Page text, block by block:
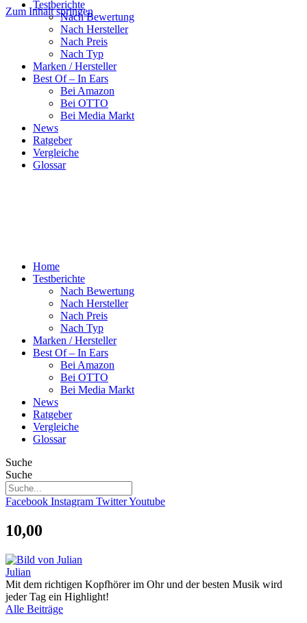
Zum Inhalt springen
Testberichte
Nach Bewertung
Nach Hersteller
Nach Preis
Nach Typ
Marken / Hersteller
Best Of – In Ears
Bei Amazon
Bei OTTO
Bei Media Markt
News
Ratgeber
Vergleiche
Glossar
Home
Testberichte
Nach Bewertung
Nach Hersteller
Nach Preis
Nach Typ
Marken / Hersteller
Best Of – In Ears
Bei Amazon
Bei OTTO
Bei Media Markt
News
Ratgeber
Vergleiche
Glossar
Suche
Suche
Facebook Instagram TwitterYoutube
10,00
Julian
Mit dem richtigen Kopfhörer im Ohr und der besten Musik wird
jeder Tag ein Highlight!
Alle Beiträge